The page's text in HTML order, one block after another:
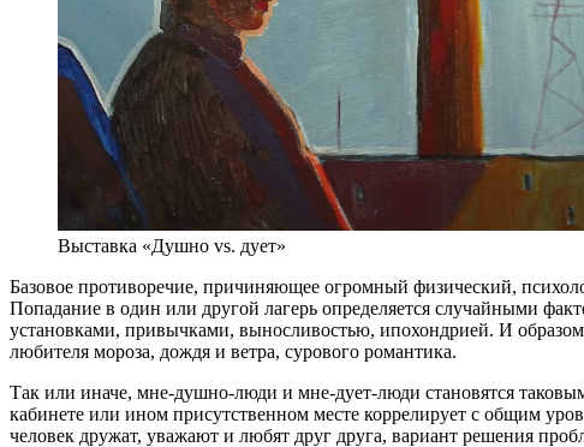
Выставка «Душно vs. дует»
Базовое противоречие, причиняющее огромный физический,
Попадание в один или другой лагерь определяется случайными
установками, привычками, выносливостью, ипохондрией. И
любителя мороза, дождя и ветра, сурового романтика.
Так или иначе, мне-душно-люди и мне-дует-люди становятся
кабинете или ином присутственном месте коррелирует с общим
человек дружат, уважают и любят друг друга, вариант решения